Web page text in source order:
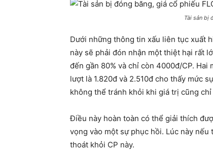
Tài sản bị
Dưới những thông tin xấu liên tục xuất
này sẽ phải đón nhận một thiệt hại rất
đến gần 80% và chỉ còn 4000đ/CP. Hai
lượt là 1.820đ và 2.510đ cho thấy mức
không thể tránh khỏi khi giá trị cũng
Điều này hoàn toàn có thể giải thích
vọng vào một sự phục hồi. Lúc này
thoát khỏi CP này.